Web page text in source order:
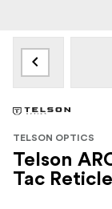
TELSON OPTICS
Telson
Tac Reticle